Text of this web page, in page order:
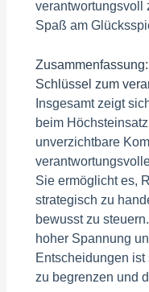
verantwortungsvoll
Spaß am
Schlüssel zum
Insgesamt zeigt
beim
unverzichtbare
Sie ermöglicht es,
strategisch zu
bewusst zu
hoher Spannung
Entscheidungen
zu begrenzen und